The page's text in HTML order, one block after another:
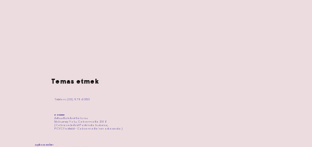
Temas etmek
Telefon: (02) 9794 0150
Konum:
Arthur Batı Anıt Salonu
Mcburney Yolu, Cabramatta 2166
(Cabravale Anıt Parkı'nda bulunur,
PCYC Fairfield - Cabramatta'nın arkasında)
​Açık saatler: